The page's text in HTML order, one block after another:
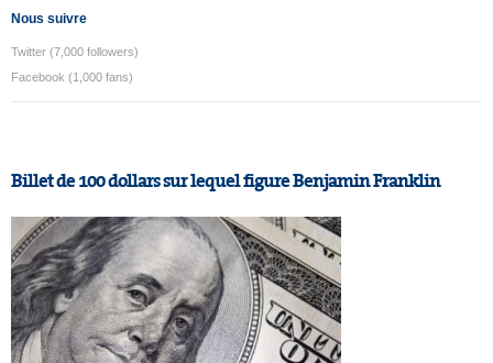
Nous suivre
Twitter (7,000 followers)
Facebook (1,000 fans)
Billet de 100 dollars sur lequel figure Benjamin Franklin